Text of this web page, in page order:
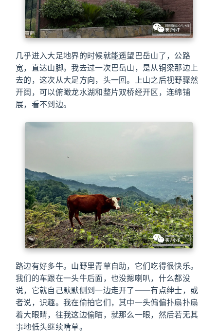
几乎进入大足地界的时候就能遥望巴岳山了，公路
宽，直达山脚。我去过一次巴岳山，是从铜梁那边上
去的，这次从大足方向，头一回。上山之后视野骤然
开阔，可以俯瞰龙水湖和整片双桥经开区，连绵铺
展，看不到边。
路边有好多牛。山野里青草自助，它们吃得很快乐。
我们的车跟在一头牛后面，也没摁喇叭，什么都没
说，它就自己默默侧到一边走开了——有点绅士，或
者说，识趣。我在偷拍它们，其中一头偏偏扑扇扑扇
着大眼睛，往我这边偷瞄，就那么一眼，然后若无其
事地低头继续啃草。